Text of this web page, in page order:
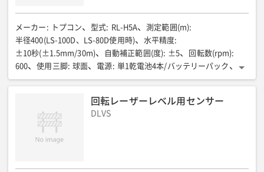
メーカー : トプコン 型式: RL-H5A 測定範囲(m):
半径400(LS-100D、LS-80D使用時)
水平精度:
±10秒(±1.5mm/30m)
自動補正範囲(度): ±5 回転数(rpm):
600
使用三脚 : 球面 電源: 単1乾電池4本/バッテリーパック
電池使用時間(h): 約100/約60 全長(mm): 172 全幅(mm): 211
2.3(乾電池含む)/ 2.5(バッテリーパック含む)
回転レーザーレベル用センサー
DLVS